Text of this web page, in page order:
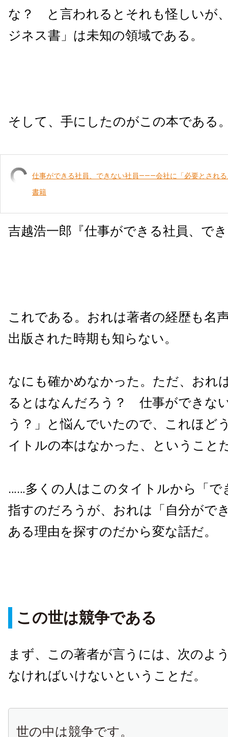
な？ と言われるとそれも怪しいが
ジネス書」は未知の領域である。
そして、手にしたのがこの本である
仕事ができる社員、できない社員―――会社に「必要とされ
書籍
吉越浩一郎『仕事ができる社員、で
これである。おれは著者の経歴も名
出版された時期も知らない。
なにも確かめなかった。ただ、おれ
るとはなんだろう？ 仕事ができな
う？」と悩んでいたので、これほど
イトルの本はなかった、ということ
……多くの人はこのタイトルから「で
指すのだろうが、おれは「自分がで
ある理由を探すのだから変な話だ。
この世は競争である
まず、この著者が言うには、次のよ
なければいけないということだ。
世の中は競争です。